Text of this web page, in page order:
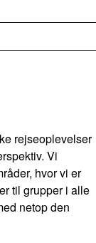
rejseoplevelser
Vi
hvor vi er
til grupper i alle
netop den